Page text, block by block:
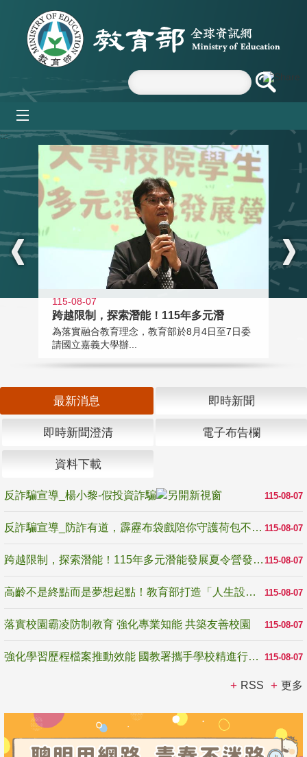
跳到主要內容區塊
:::
115-08-07
跨越限制，探索潛能！115年多元潛
為落實融合教育理念，教育部於8月4日至7日委
請國立嘉義大學辦...
最新消息 即時新聞
即時新聞澄清 電子布告欄
資料下載
115-08-07
反詐騙宣導_楊小黎-假投資詐騙
115-08-07
反詐騙宣導_防詐有道，霹靂布袋戲陪你守護荷包不受騙
115-08-07
跨越限制，探索潛能！115年多元潛能發展夏令營發掘生命無限可能
115-08-07
高齡不是終點而是夢想起點！教育部打造「人生設計夢工場」 參展第3屆高齡健康產業博覽會
115-08-07
落實校園霸凌防制教育 強化專業知能 共築友善校園
115-08-07
強化學習歷程檔案推動效能 國教署攜手學校精進行政與教學支持
RSS 更多